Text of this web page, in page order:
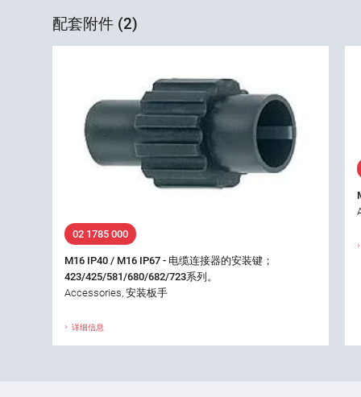
配套附件 (2)
02 1785 000
M16 IP40 / M16 IP67 - 电缆连接器的安装键；
423/425/581/680/682/723系列。
Accessories, 安装板手
详细信息